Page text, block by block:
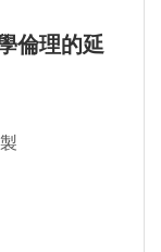
倫理的延